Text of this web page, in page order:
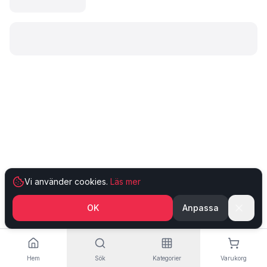
Hem Sök Kategorier Varukorg
Vi använder cookies. Läs mer
OK Anpassa